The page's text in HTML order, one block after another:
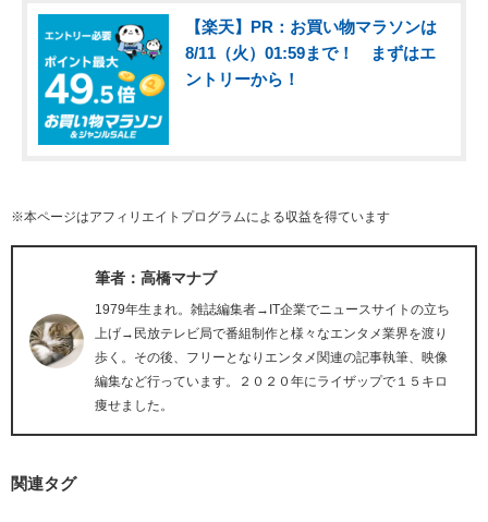
【楽天】PR：お買い物マラソンは
8/11（火）01:59まで！ まずはエ
ントリーから！
※本ページはアフィリエイトプログラムによる収益を得ています
筆者：高橋マナブ
1979年生まれ。雑誌編集者→IT企業でニュースサイトの立ち
上げ→民放テレビ局で番組制作と様々なエンタメ業界を渡り
歩く。その後、フリーとなりエンタメ関連の記事執筆、映像
編集など行っています。２０２０年にライザップで１５キロ
痩せました。
関連タグ